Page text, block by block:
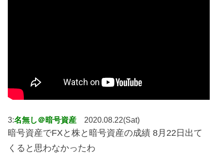
3:名無し＠暗号資産 2020.08.22(Sat)
暗号資産でFXと株と暗号資産の成績 8月22日出て
くると思わなかったわ